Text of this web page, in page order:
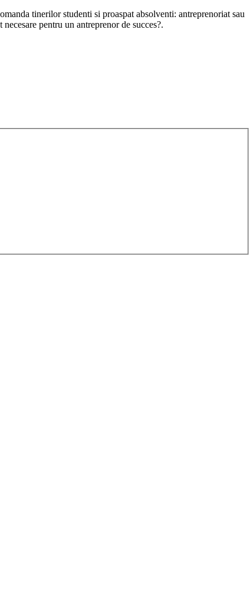
tinerilor studenti si proaspat absolventi: antreprenoriat sau
pentru un antreprenor de succes?.